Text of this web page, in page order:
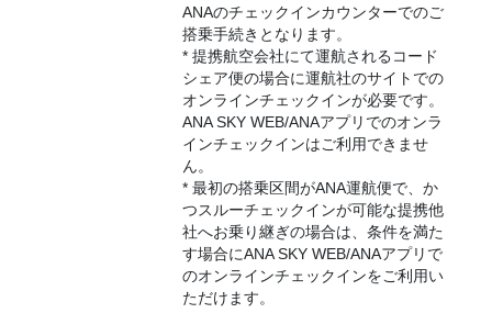
ANAのチェックインカウンターでのご
搭乗手続きとなります。
* 提携航空会社にて運航されるコード
シェア便の場合に運航社のサイトでの
オンラインチェックインが必要です。
ANA SKY WEB/ANAアプリでのオンラ
インチェックインはご利用できませ
ん。
* 最初の搭乗区間がANA運航便で、か
つスルーチェックインが可能な提携他
社へお乗り継ぎの場合は、条件を満た
す場合にANA SKY WEB/ANAアプリで
のオンラインチェックインをご利用い
ただけます。